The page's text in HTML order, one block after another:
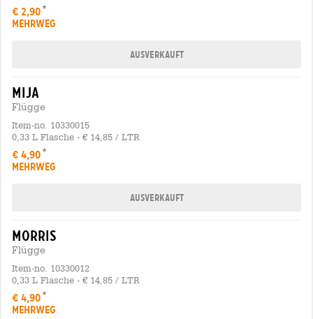
€ 2,90
MEHRWEG
Ausverkauft
mija
Flügge
Item-no. 10330015
0,33 L Flasche - € 14,85 / LTR
€ 4,90
MEHRWEG
Ausverkauft
morris
Flügge
Item-no. 10330012
0,33 L Flasche - € 14,85 / LTR
€ 4,90
MEHRWEG